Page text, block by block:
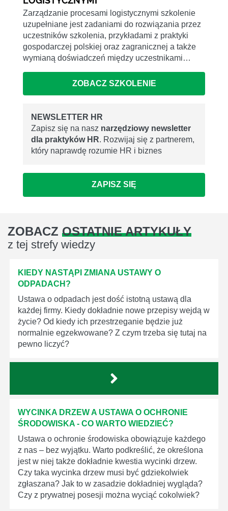
Zarządzanie procesami logistycznymi szkolenie
uzupełniane jest zadaniami do rozwiązania przez
uczestników szkolenia, przykładami z praktyki
gospodarczej polskiej oraz zagranicznej a także
wymianą doświadczeń między uczestnikami…
ZOBACZ SZKOLENIE
NEWSLETTER HR
Zapisz się na nasz narzędziowy newsletter
dla praktyków HR. Rozwijaj się z partnerem,
który naprawdę rozumie HR i biznes
ZAPISZ SIĘ
ZOBACZ OSTATNIE ARTYKUŁY
z tej strefy wiedzy
KIEDY NASTĄPI ZMIANA USTAWY O
ODPADACH?
Ustawa o odpadach jest dość istotną ustawą dla
każdej firmy. Kiedy dokładnie nowe przepisy wejdą w
życie? Od kiedy ich przestrzeganie będzie już
normalnie egzekwowane? Z czym trzeba się tutaj na
pewno liczyć?
WYCINKA DRZEW A USTAWA O OCHRONIE
ŚRODOWISKA - CO WARTO WIEDZIEĆ?
Ustawa o ochronie środowiska obowiązuje każdego
z nas – bez wyjątku. Warto podkreślić, że określona
jest w niej także dokładnie kwestia wycinki drzew.
Czy taka wycinka drzew musi być gdziekolwiek
zgłaszana? Jak to w zasadzie dokładniej wygląda?
Czy z prywatnej posesji można wyciąć cokolwiek?